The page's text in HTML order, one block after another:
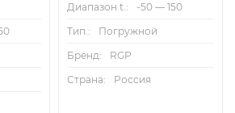
Диапазон t.:
-50 — 150
Тип.:
Погружной
Бренд:
RGP
Страна:
Россия